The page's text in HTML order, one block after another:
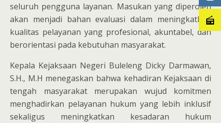
seluruh pengguna layanan. Masukan yang diperoleh
akan menjadi bahan evaluasi dalam meningkatkan
kualitas pelayanan yang profesional, akuntabel, dan
berorientasi pada kebutuhan masyarakat.
Kepala Kejaksaan Negeri Buleleng Dicky Darmawan,
S.H., M.H menegaskan bahwa kehadiran Kejaksaan di
tengah masyarakat merupakan wujud komitmen
menghadirkan pelayanan hukum yang lebih inklusif
sekaligus meningkatkan kesadaran hukum